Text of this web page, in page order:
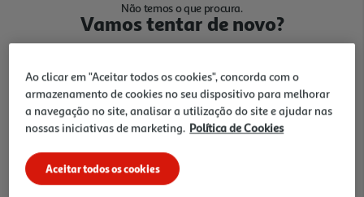
Não temos o que procura.
Vamos tentar de novo?
Ir para Homepage
Ao clicar em "Aceitar todos os cookies", concorda com o
armazenamento de cookies no seu dispositivo para melhorar
a navegação no site, analisar a utilização do site e ajudar nas
nossas iniciativas de marketing. Política de Cookies
Aceitar todos os cookies